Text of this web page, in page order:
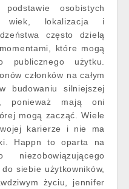
osobistych
wiek, lokalizacja i
często dzielą
które mogą
użytku.
członków na całym
budowaniu silniejszej
ponieważ mają oni
mogą zacząć. Wiele
karierze i nie ma
Happn to oparta na
siebie użytkowników,
życiu, jennifer